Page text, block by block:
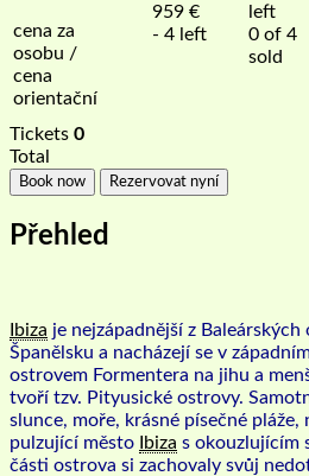
cena za
osobu /
cena
orientační
959 €
- 4 left
left
0 of 4
sold
Tickets 0
Total
Book now Rezervovat nyní
Přehled
Ibiza je nejzápadnější z
Španělsku a nacházejí se v
ostrovem Formentera na jihu a
tvoří tzv. Pityusické ostrovy.
slunce, moře, krásné písečné pláže,
pulzující město
Ibiza s okouzlujícím
části ostrova si zachovaly svůj